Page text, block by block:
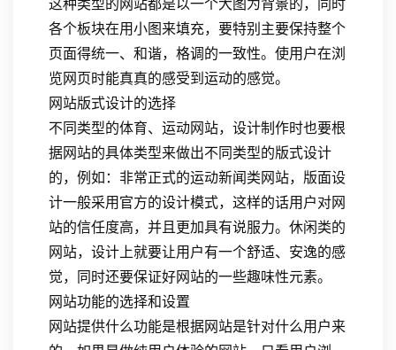
这种类型的网站都是以一个大图为背景的，同时
各个板块在用小图来填充，要特别主要保持整个
页面得统一、和谐，格调的一致性。使用户在浏
览网页时能真真的感受到运动的感觉。
网站版式设计的选择
不同类型的体育、运动网站，设计制作时也要根
据网站的具体类型来做出不同类型的版式设计
的，例如：非常正式的运动新闻类网站，版面设
计一般采用官方的设计模式，这样的话用户对网
站的信任度高，并且更加具有说服力。休闲类的
网站，设计上就要让用户有一个舒适、安逸的感
觉，同时还要保证好网站的一些趣味性元素。
网站功能的选择和设置
网站提供什么功能是根据网站是针对什么用户来